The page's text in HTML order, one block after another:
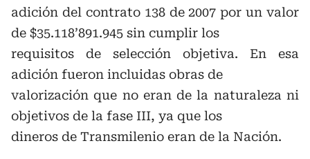
adición del contrato 138 de 2007 por un valor
de $35.118’891.945 sin cumplir los
requisitos de selección objetiva. En esa
adición fueron incluidas obras de
valorización que no eran de la naturaleza ni
objetivos de la fase III, ya que los
dineros de Transmilenio eran de la Nación.